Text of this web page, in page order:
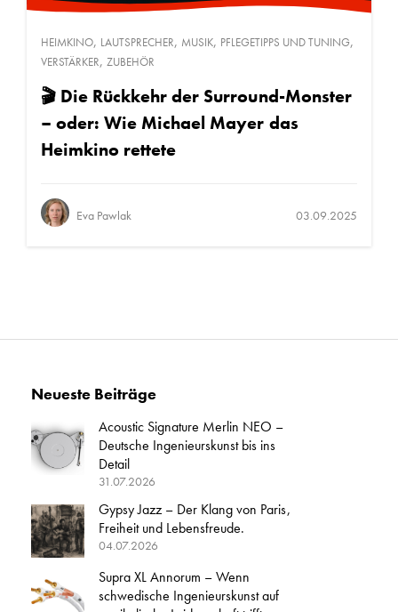
HEIMKINO, LAUTSPRECHER, MUSIK, PFLEGETIPPS UND TUNING,
VERSTÄRKER, ZUBEHÖR
🎬 Die Rückkehr der Surround-Monster
– oder: Wie Michael Mayer das
Heimkino rettete
Eva Pawlak 03.09.2025
Neueste Beiträge
Acoustic Signature Merlin NEO –
Deutsche Ingenieurskunst bis ins
Detail
31.07.2026
Gypsy Jazz – Der Klang von Paris,
Freiheit und Lebensfreude.
04.07.2026
Supra XL Annorum – Wenn
schwedische Ingenieurskunst auf